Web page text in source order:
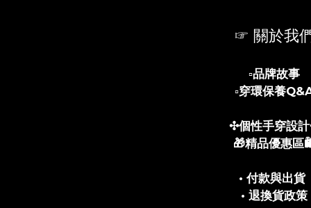
☞ 關於我
▫️品牌故事
▫️穿環保養
✣個性手穿設
🎁精品優惠區
• 付款與出貨
• 退換貨政策